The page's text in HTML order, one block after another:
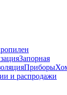
Запорная
Приборы
и распродажи